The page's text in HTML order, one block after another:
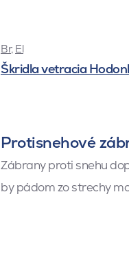
Br, El
Škridla vetracia
Protisnehové
Zábrany proti snehu
by pádom zo strechy